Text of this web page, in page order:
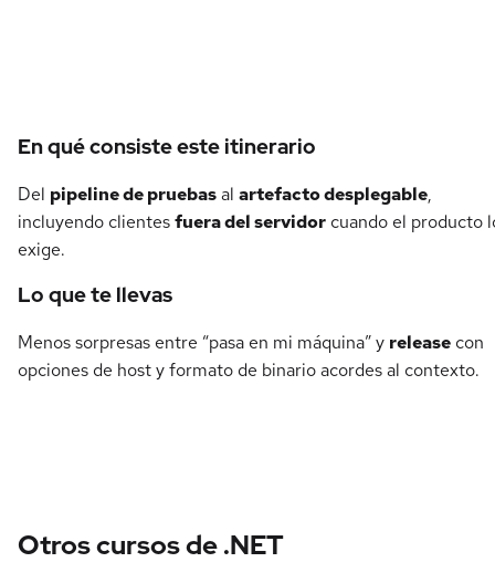
Detalles del curso
En qué consiste este itinerario
Del pipeline de pruebasal artefacto desplegable,
incluyendo clientesfuera del servidor cuando el producto
exige.
Lo que te llevas
Menos sorpresas entre “pasa en mi máquina” y release con
opciones de host y formato de binario acordes al contexto.
Otros cursos de .NET